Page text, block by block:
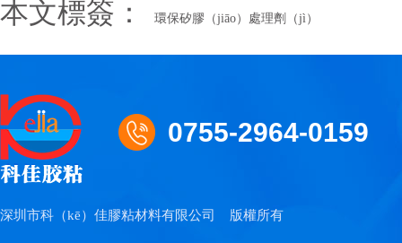
本文標簽： 環保矽膠（jiāo）處理劑（jì）
0755-2964-0159
深圳市科（kē）佳膠粘材料有限公司 版權所有